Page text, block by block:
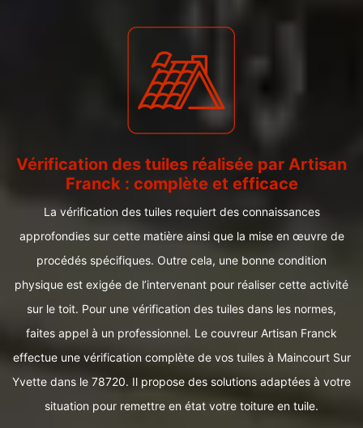
Vérification des tuiles réalisée par Artisan
Franck : complète et efficace
La vérification des tuiles requiert des connaissances
approfondies sur cette matière ainsi que la mise en œuvre de
procédés spécifiques. Outre cela, une bonne condition
physique est exigée de l’intervenant pour réaliser cette activité
sur le toit. Pour une vérification des tuiles dans les normes,
faites appel à un professionnel. Le couvreur Artisan Franck
effectue une vérification complète de vos tuiles à Maincourt Sur
Yvette dans le 78720. Il propose des solutions adaptées à votre
situation pour remettre en état votre toiture en tuile.